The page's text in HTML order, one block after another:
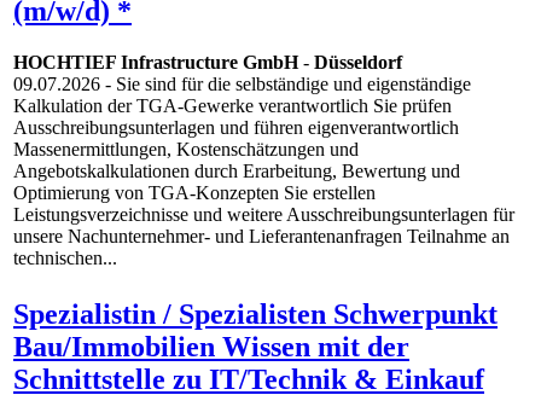
(m/w/d) *
HOCHTIEF Infrastructure GmbH- Düsseldorf
09.07.2026 - Sie sind für die selbständige und eigenständige
Kalkulation der TGA-Gewerke verantwortlich Sie prüfen
Ausschreibungsunterlagen und führen eigenverantwortlich
Massenermittlungen, Kostenschätzungen und
Angebotskalkulationen durch Erarbeitung, Bewertung und
Optimierung von TGA-Konzepten Sie erstellen
Leistungsverzeichnisse und weitere Ausschreibungsunterlagen für
unsere Nachunternehmer- und Lieferantenanfragen Teilnahme an
technischen...
Spezialistin / Spezialisten Schwerpunkt
Bau/Immobilien Wissen mit der
Schnittstelle zu IT/Technik & Einkauf